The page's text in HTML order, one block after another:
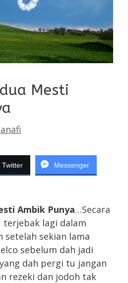
Mesti
Twitter Messenger
Ambik Punya…Secara
terjebak lagi dalam
setelah sekian lama
sebelum dah jadi
dah pergi tu jangan
rezeki dan jodoh tak